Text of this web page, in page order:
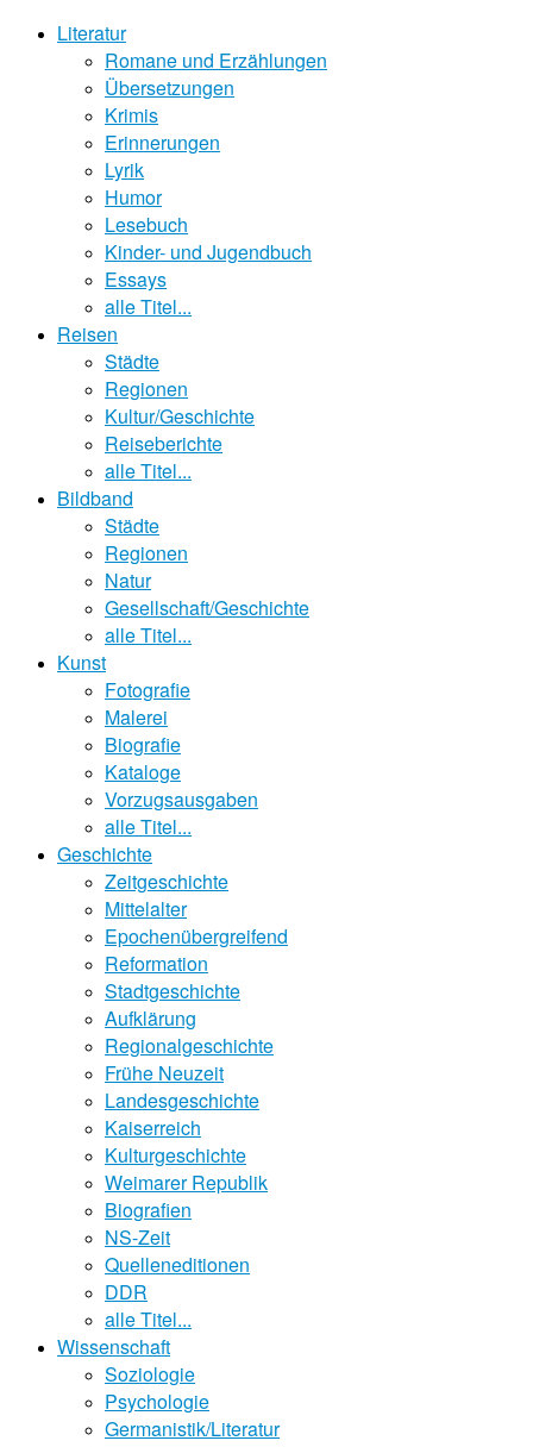
Literatur
Romane und Erzählungen
Übersetzungen
Krimis
Erinnerungen
Lyrik
Humor
Lesebuch
Kinder- und Jugendbuch
Essays
alle Titel...
Reisen
Städte
Regionen
Kultur/Geschichte
Reiseberichte
alle Titel...
Bildband
Städte
Regionen
Natur
Gesellschaft/Geschichte
alle Titel...
Kunst
Fotografie
Malerei
Biografie
Kataloge
Vorzugsausgaben
alle Titel...
Geschichte
Zeitgeschichte
Mittelalter
Epochenübergreifend
Reformation
Stadtgeschichte
Aufklärung
Regionalgeschichte
Frühe Neuzeit
Landesgeschichte
Kaiserreich
Kulturgeschichte
Weimarer Republik
Biografien
NS-Zeit
Quelleneditionen
DDR
alle Titel...
Wissenschaft
Soziologie
Psychologie
Germanistik/Literatur